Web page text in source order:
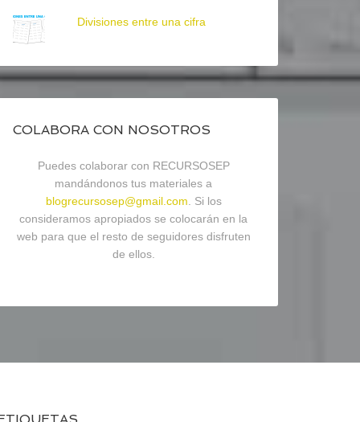
Divisiones entre una cifra
COLABORA CON NOSOTROS
Puedes colaborar con RECURSOSEP
mandándonos tus materiales a
blogrecursosep@gmail.com . Si los
consideramos apropiados se colocarán en la
web para que el resto de seguidores disfruten
de ellos.